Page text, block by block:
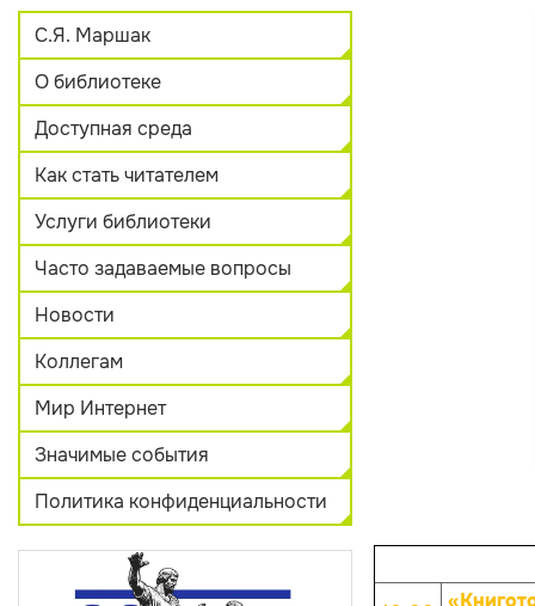
С.Я. Маршак
О библиотеке
Доступная среда
Как стать читателем
Услуги библиотеки
Часто задаваемые вопросы
Новости
Коллегам
Мир Интернет
Значимые события
Политика конфиденциальности